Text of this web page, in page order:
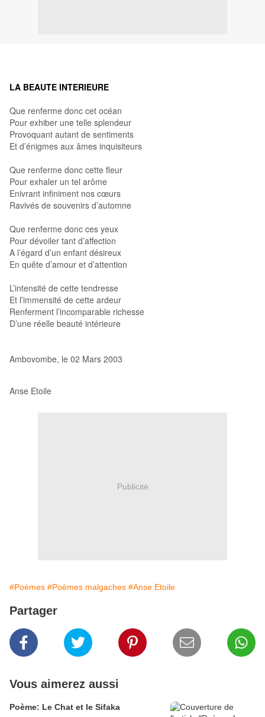
LA BEAUTE INTERIEURE
Que renferme donc cet océan
Pour exhiber une telle splendeur
Provoquant autant de sentiments
Et d’énigmes aux âmes inquisiteurs
Que renferme donc cette fleur
Pour exhaler un tel arôme
Enivrant infiniment nos cœurs
Ravivés de souvenirs d’automne
Que renferme donc ces yeux
Pour dévoiler tant d’affection
A l’égard d’un enfant désireux
En quête d’amour et d’attention
L’intensité de cette tendresse
Et l’immensité de cette ardeur
Renferment l’incomparable richesse
D’une réelle beauté intérieure
Ambovombe, le 02 Mars 2003
Anse Etoile
Publicité
#Poèmes #Poèmes malgaches #Anse Etoile
Partager
Vous aimerez aussi
Poème: Le Chat et le Sifaka